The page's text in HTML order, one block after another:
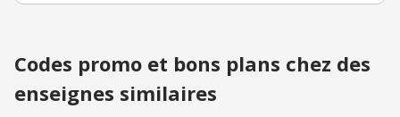
Codes promo et bons plans chez des
enseignes similaires